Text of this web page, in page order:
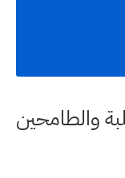
والطامحين